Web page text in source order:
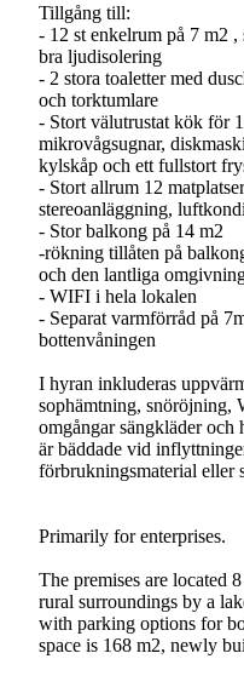
Tillgång till:
- 12 st enkelrum på 7 m2 ,
bra ljudisolering
- 2 stora toaletter med
och torktumlare
- Stort välutrustat kök för
mikrovågsugnar,
kylskåp och ett fullstort
- Stort allrum 12
stereoanläggning,
- Stor balkong på 14 m2
-rökning tillåten på
och den lantliga
- WIFI i hela lokalen
- Separat varmförråd på
bottenvåningen
I hyran inkluderas
sophämtning, snöröjning,
omgångar sängkläder
är bäddade vid
förbrukningsmaterial eller
Primarily for enterprises.
The premises are located
rural surroundings by a
with parking options for
space is 168 m2, newly